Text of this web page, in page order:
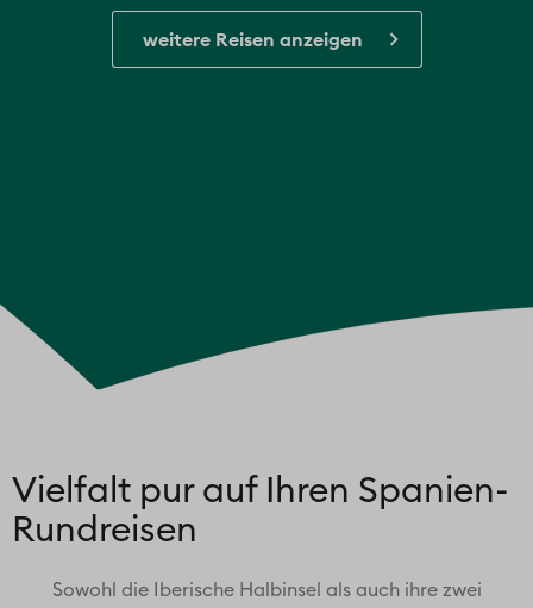
weitere Reisen anzeigen
Vielfalt pur auf Ihren Spanien-
Rundreisen
Sowohl die Iberische Halbinsel als auch ihre zwei